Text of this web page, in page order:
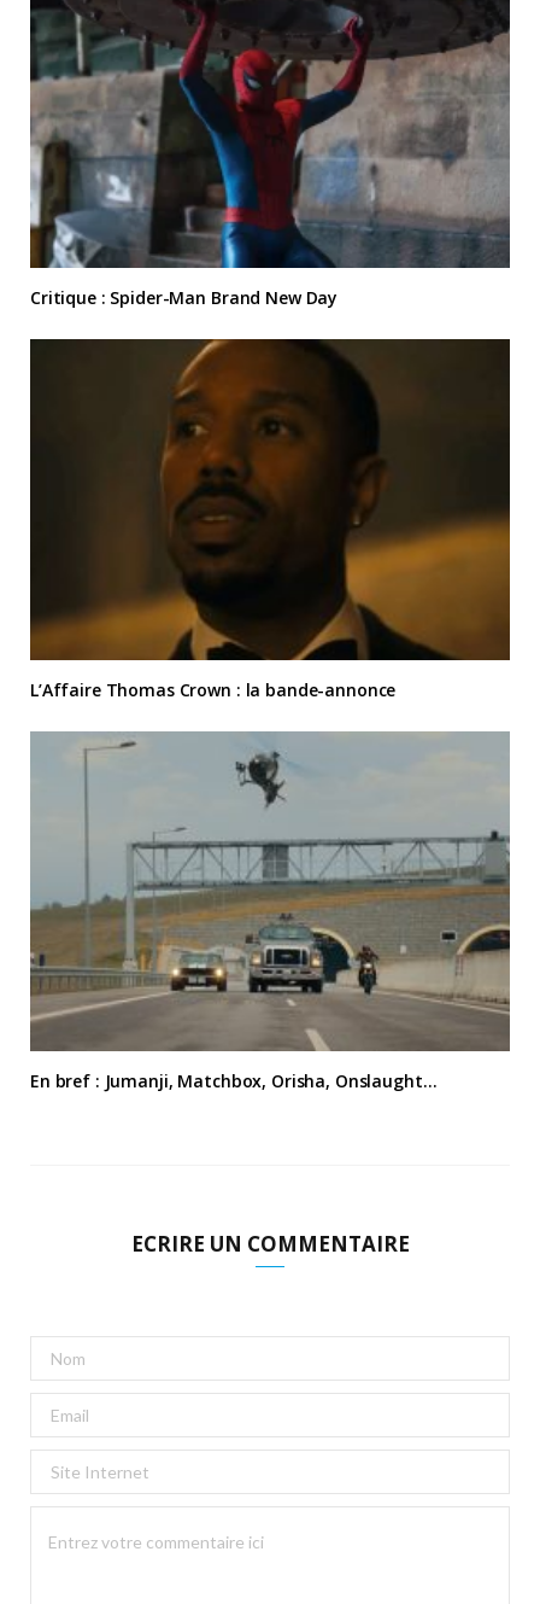
Critique : Spider-Man Brand New Day
L’Affaire Thomas Crown : la bande-annonce
En bref : Jumanji, Matchbox, Orisha, Onslaught…
ECRIRE UN COMMENTAIRE